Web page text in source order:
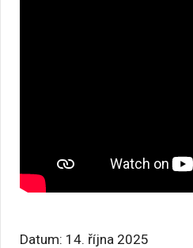
Datum: 14. října 2025